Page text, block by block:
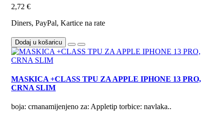
2,72 €
Diners, PayPal, Kartice na rate
Dodaj u košaricu
MASKICA +CLASS TPU ZA APPLE IPHONE 13 PRO,
CRNA SLIM
boja: crnanamijenjeno za: Appletip torbice: navlaka..